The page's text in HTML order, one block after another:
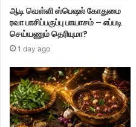
ஆடி வெள்ளி ஸ்பெஷல் கோதுமை
ரவா பாசிப்பருப்பு பாயாசம் – எப்படி
செய்யணும் தெரியுமா?
1 day ago